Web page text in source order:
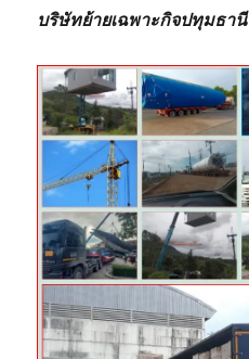
บริษัทย้ายเฉพาะกิจปทุมธานี